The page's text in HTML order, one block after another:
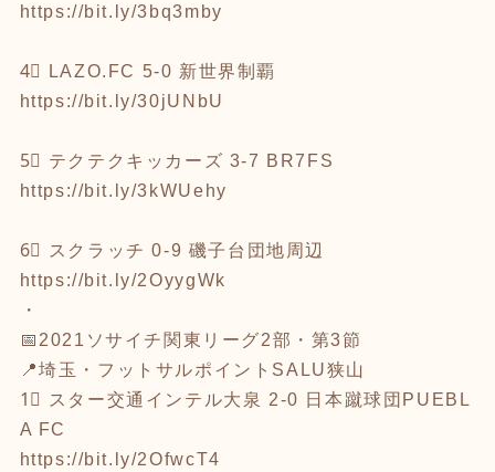
https://bit.ly/3bq3mby
4⃣ LAZO.FC 5-0 新世界制覇
https://bit.ly/30jUNbU
5⃣ テクテクキッカーズ 3-7 BR7FS
https://bit.ly/3kWUehy
6⃣ スクラッチ 0-9 磯子台団地周辺
https://bit.ly/2OyygWk
・
📅2021ソサイチ関東リーグ2部・第3節
📍埼玉・フットサルポイントSALU狭山
1⃣ スター交通インテル大泉 2-0 日本蹴球団PUEBL
A FC
https://bit.ly/2OfwcT4